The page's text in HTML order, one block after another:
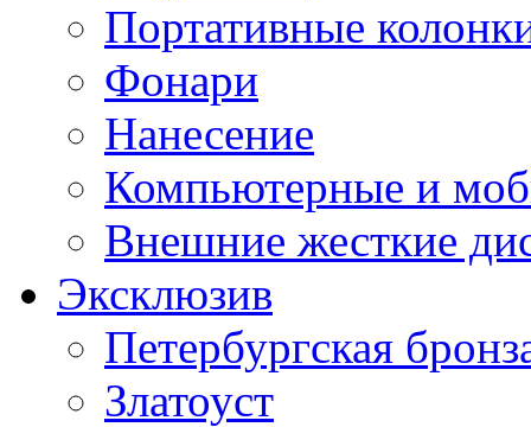
Портативные
Фонари
Нанесение
Компьютерные и
Внешние жесткие
Эксклюзив
Петербургская
Златоуст